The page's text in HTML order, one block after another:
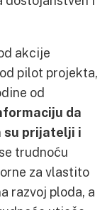
akcije
pilot projekta,
od
da
su prijatelji i
trudnoću
za vlastito
razvoj ploda, a